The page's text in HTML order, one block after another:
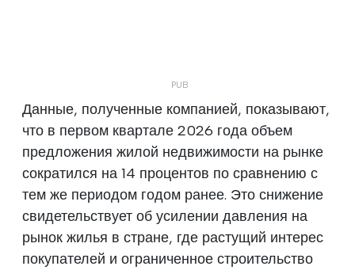
Данные, полученные компанией, показывают,
что в первом квартале 2026 года объем
предложения жилой недвижимости на рынке
сократился на 14 процентов по сравнению с
тем же периодом годом ранее. Это снижение
свидетельствует об усилении давления на
рынок жилья в стране, где растущий интерес
покупателей и ограниченное строительство